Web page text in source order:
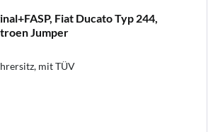
Fiat Ducato Typ 244,
Jumper
mit TÜV